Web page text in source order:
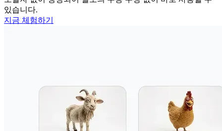
있습니다.
지금 체험하기